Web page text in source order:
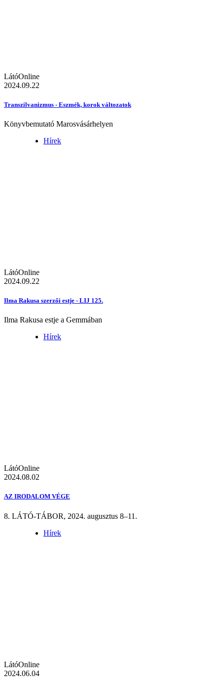
LátóOnline
2024.09.22
Transzilvanizmus - Eszmék, korok változatok
Könyvbemutató Marosvásárhelyen
Hírek
LátóOnline
2024.09.22
Ilma Rakusa szerzői estje - LIJ 125.
Ilma Rakusa estje a Gemmában
Hírek
LátóOnline
2024.08.02
AZ IRODALOM VÉGE
8. LÁTÓ-TÁBOR, 2024. augusztus 8–11.
Hírek
LátóOnline
2024.06.04